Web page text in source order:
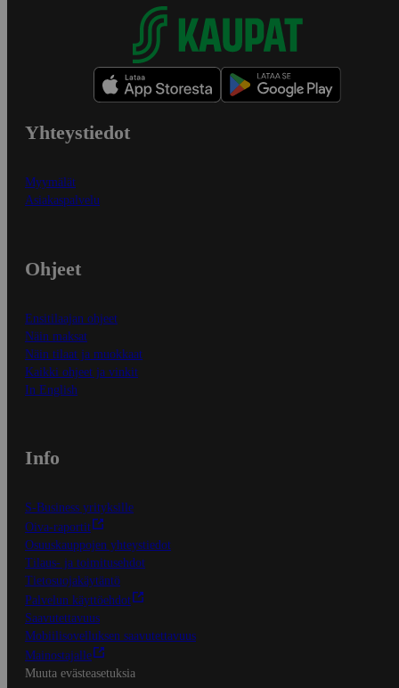
Yhteystiedot
Myymälät
Asiakaspalvelu
Ohjeet
Ensitilaajan ohjeet
Näin maksat
Näin tilaat ja muokkaat
Kaikki ohjeet ja vinkit
In English
Info
S-Business yrityksille
Oiva-raportit
Osuuskauppojen yhteystiedot
Tilaus- ja toimitusehdot
Tietosuojakäytäntö
Palvelun käyttöehdot
Saavutettavuus
Mobiilisovelluksen saavutettavuus
Mainostajalle
Muuta evästeasetuksia